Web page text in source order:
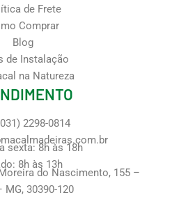
de Frete
Comprar
Blog
de Instalação
na Natureza
2298-0814
sexta: 8h às 18h
8h às 13h
do Nascimento, 155 –
30390-120